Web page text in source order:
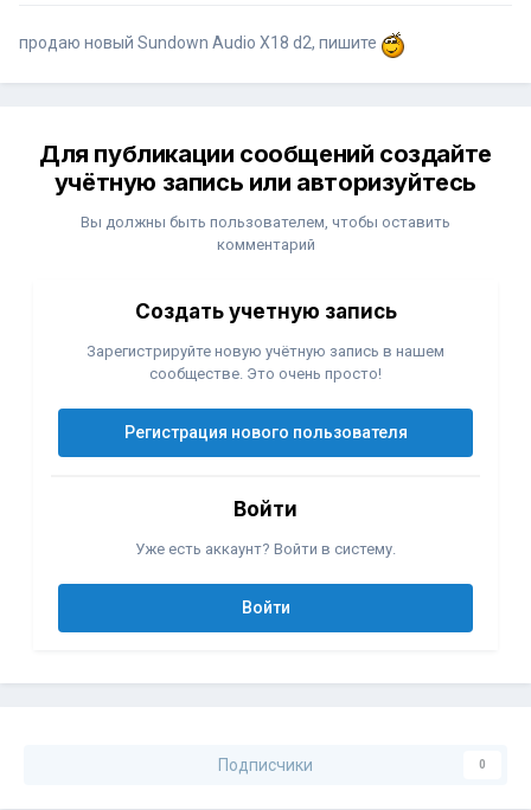
продаю новый Sundown Audio X18 d2, пишите
Для публикации сообщений создайте
учётную запись или авторизуйтесь
Вы должны быть пользователем, чтобы оставить
комментарий
Создать учетную запись
Зарегистрируйте новую учётную запись в нашем
сообществе. Это очень просто!
Регистрация нового пользователя
Войти
Уже есть аккаунт? Войти в систему.
Войти
Подписчики 0